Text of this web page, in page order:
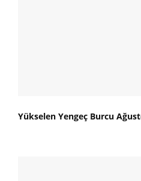
Yükselen Yengeç Burcu